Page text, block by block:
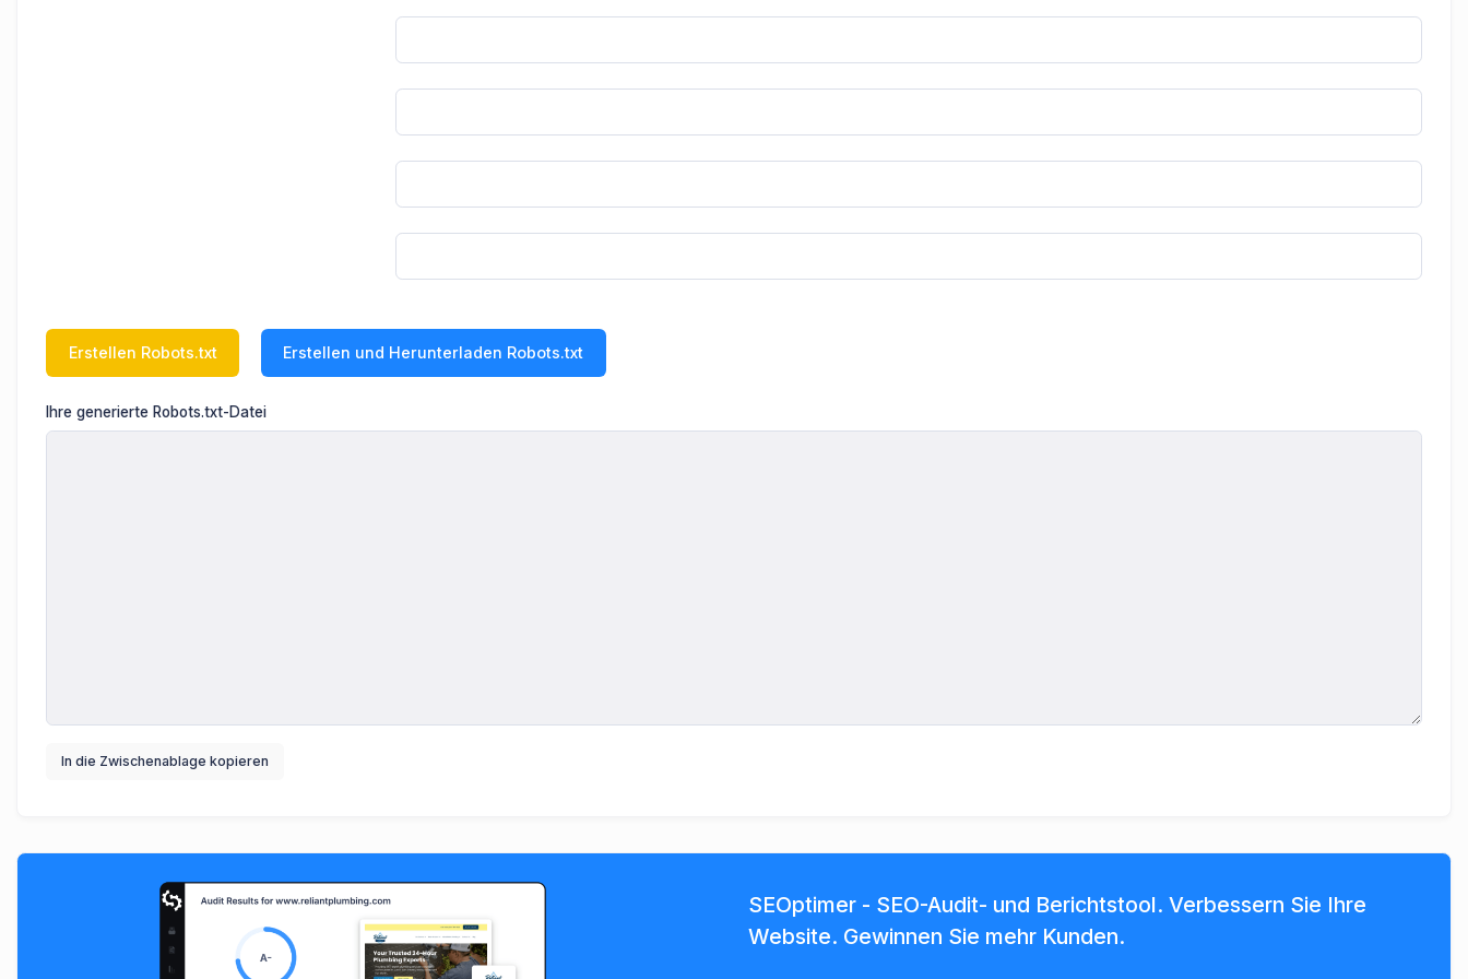
Ihre generierte Robots.txt-Datei
In die Zwischenablage kopieren
SEOptimer - SEO-Audit- und Berichtstool. Verbessern Sie Ihre
Website. Gewinnen Sie mehr Kunden.